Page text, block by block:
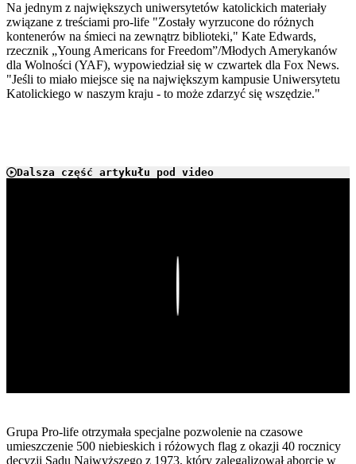
Na jednym z największych uniwersytetów katolickich materiały
związane z treściami pro-life "Zostały wyrzucone do różnych
kontenerów na śmieci na zewnątrz biblioteki," Kate Edwards,
rzecznik „Young Americans for Freedom”/Młodych Amerykanów
dla Wolności (YAF), wypowiedział się w czwartek dla Fox News.
"Jeśli to miało miejsce się na największym kampusie Uniwersytetu
Katolickiego w naszym kraju - to może zdarzyć się wszędzie."
Dalsza część artykułu pod video
Grupa Pro-life otrzymała specjalne pozwolenie na czasowe
umieszczenie 500 niebieskich i różowych flag z okazji 40 rocznicy
decyzji Sądu Najwyższego z 1973, który zalegalizował aborcję w